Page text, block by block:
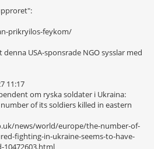
prikryilos-feykom/
USA-sponsrade NGO sysslar med
11:17
om ryska soldater i Ukraina:
of its soldiers killed in eastern
news/world/europe/the-number-of-
fighting-in-ukraine-seems-to-have-
10472603.html